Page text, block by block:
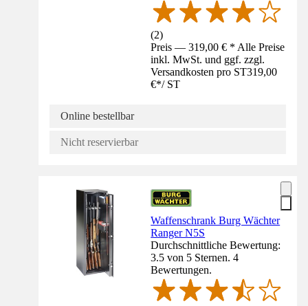
(2)
Preis — 319,00 € * Alle Preise
inkl. MwSt. und ggf. zzgl.
Versandkosten pro ST319,00
€*/ ST
Online bestellbar
Nicht reservierbar
Waffenschrank Burg Wächter
Ranger N5S
Durchschnittliche Bewertung:
3.5 von 5 Sternen. 4
Bewertungen.